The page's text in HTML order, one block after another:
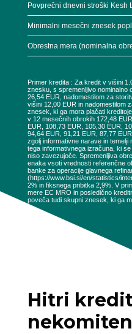
Povprečni dnevni stroški Kesh
Minimalni mesečni znesek
Obrestna mera (nominalna
Primer kredita : Za kredit v višini
znesku, s spremenljivo nominalno
26,54 EUR, nadomestilom za
višini 12,00 EUR in nadomestilom
znesek, ki ga mora plačati
v 12 mesečnih obrokih 172,48
EUR, 108,73 EUR, 105,30 EUR,
94,64 EUR, 91,21 EUR, 87,77
zgolj informativne narave in
tega informativnega izračuna, ki
niso zavezujoče. Spremenljiva
enaka vsoti vrednosti referenčne
banke za operacije glavnega
(https://www.bsi.si/en/statistics/
2% in fiksnega pribitka 2,9%. V
mere EC MRO in posledično
poveča tudi skupni znesek, ki ga
Hitri